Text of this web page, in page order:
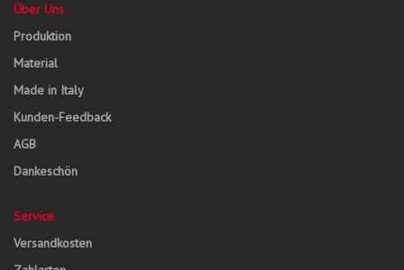
Über Uns
Produktion
Material
Made in Italy
Kunden-Feedback
AGB
Dankeschön
Service
Versandkosten